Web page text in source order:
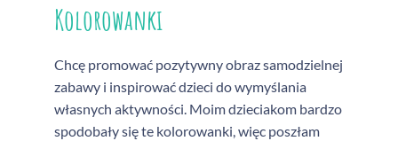
Kolorowanki
Chcę promować pozytywny obraz samodzielnej
zabawy i inspirować dzieci do wymyślania
własnych aktywności. Moim dzieciakom bardzo
spodobały się te kolorowanki, więc poszłam